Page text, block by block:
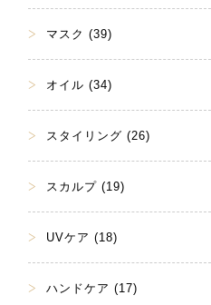
マスク (39)
オイル (34)
スタイリング (26)
スカルプ (19)
UVケア (18)
ハンドケア (17)